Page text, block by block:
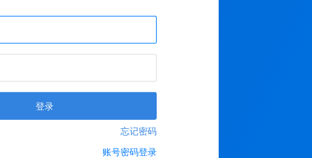
登录
忘记密码
账号密码登录